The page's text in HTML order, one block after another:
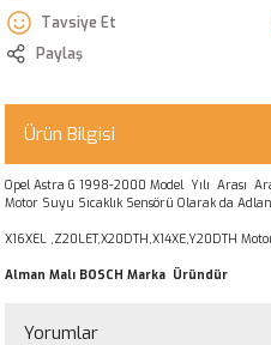
Tavsiye Et
Paylaş
Ürün Bilgisi
Opel Astra G 1998-2000 Model Yılı Arası
Motor Suyu Sıcaklık Sensörü Olarak da
X16XEL ,Z20LET,X20DTH,X14XE,Y20DTH
Alman Malı BOSCH Marka Üründür
Yorumlar